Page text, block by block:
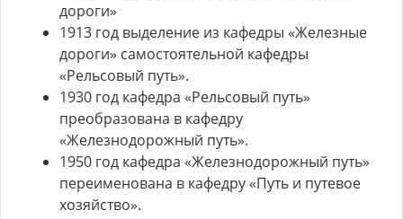
дороги»
1913 год выделение из кафедры «Железные
дороги» самостоятельной кафедры
«Рельсовый путь».
1930 год кафедра «Рельсовый путь»
преобразована в кафедру
«Железнодорожный путь».
1950 год кафедра «Железнодорожный путь»
переименована в кафедру «Путь и путевое
хозяйство».